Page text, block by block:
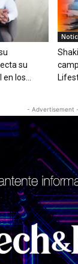
su
los...
- Advertisement -